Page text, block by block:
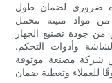
ضروري لضمان طول
مواد متينة تتحمل
من جودة تصنيع الجهاز
وأدوات التحكم.
شركة مصنعة موثوقة